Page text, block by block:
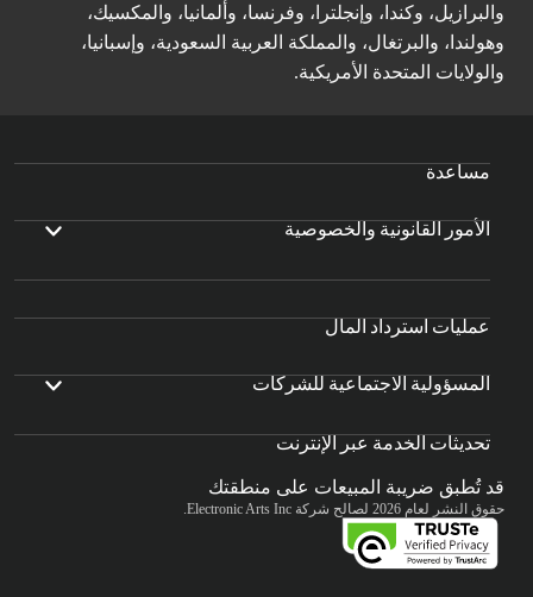
والبرازيل، وكندا، وإنجلترا، وفرنسا، وألمانيا، والمكسيك،
وهولندا، والبرتغال، والمملكة العربية السعودية، وإسبانيا،
والولايات المتحدة الأمريكية.
مساعدة
الأمور القانونية والخصوصية
عمليات استرداد المال
المسؤولية الاجتماعية للشركات
تحديثات الخدمة عبر الإنترنت
قد تُطبق ضريبة المبيعات على منطقتك
حقوق النشر لعام 2026 لصالح شركة Electronic Arts Inc.